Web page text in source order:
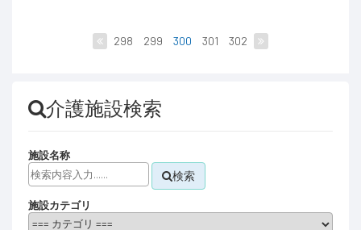
298 299 300 301 302
介護施設検索
施設名称
検索
施設カテゴリ